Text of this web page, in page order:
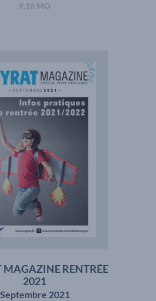
9,16 MO
MAGAZINE RENTRÉE
2021
Septembre 2021